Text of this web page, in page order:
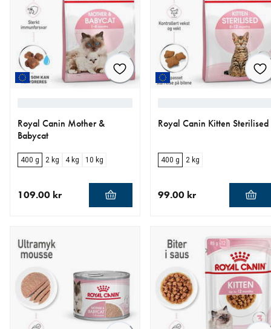
Royal Canin Mother &
Babycat
400 g 2 kg 4 kg 10 kg
109.00 kr
Royal Canin Kitten Sterilised
400 g 2 kg
99.00 kr